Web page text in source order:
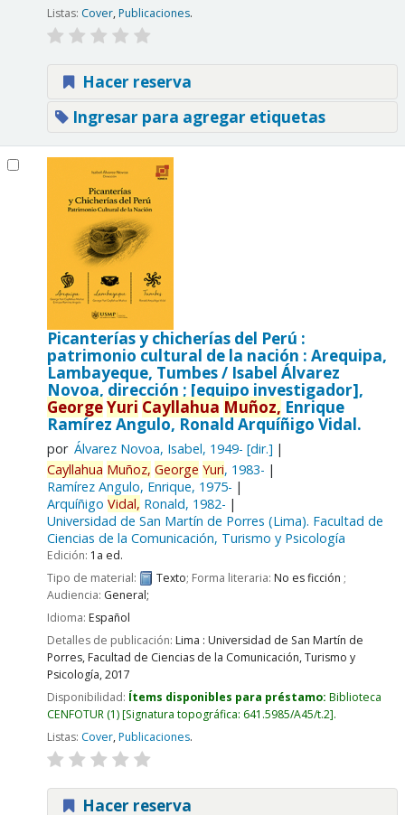
Listas: Cover,Publicaciones.
Hacer reserva
Ingresar para agregar etiquetas
Picanterías y chicherías del Perú :
patrimonio cultural de la nación : Arequipa,
Lambayeque, Tumbes / Isabel Álvarez
Novoa, dirección ; [equipo investigador],
GeorgeYuri Cayllahua Muñoz, Enrique
Ramírez Angulo, Ronald Arquíñigo Vidal.
por Álvarez Novoa, Isabel, 1949- [dir.]
Cayllahua Muñoz, George Yuri, 1983-
Ramírez Angulo, Enrique, 1975-
Arquíñigo Vidal, Ronald, 1982-
Universidad de San Martín de Porres (Lima). Facultad de
Ciencias de la Comunicación, Turismo y Psicología
Edición: 1a ed.
Tipo de material:
Texto; Forma literaria: No es ficción ;
Audiencia: General;
Idioma: Español
Detalles de publicación: Lima : Universidad de San Martín de
Porres, Facultad de Ciencias de la Comunicación, Turismo y
Psicología,2017
Disponibilidad: Ítems disponibles para préstamo: Biblioteca
CENFOTUR(1) Signatura topográfica: 641.5985/A45/t.2 .
Listas: Cover,Publicaciones.
Hacer reserva